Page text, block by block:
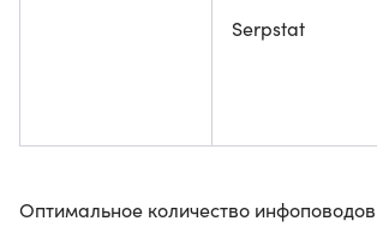
Serpstat
Оптимальное количество